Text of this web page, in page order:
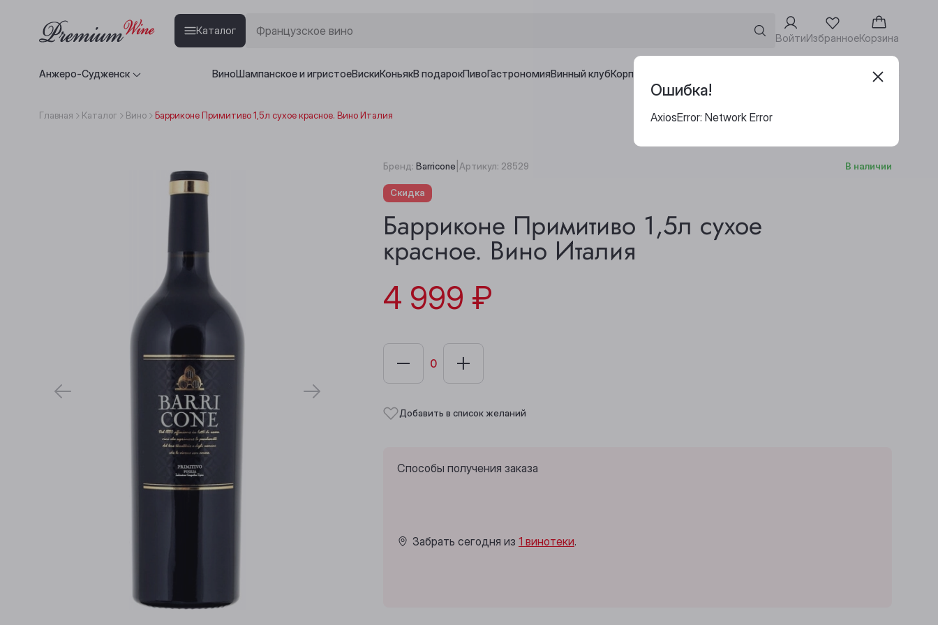
Каталог
ВойтиИзбранноеКорзина
Анжеро-Судженск ВиноШампанское и игристоеВискиКоньякВ подарокПивоГастрономияВинный клубКорпоративным клиентам Адреса винотек
Главная Каталог Вино Барриконе Примитиво 1,5л сухое красное. Вино Италия
Бренд: Barricone| Артикул: 28529 В наличии
Скидка
Барриконе Примитиво 1,5л сухое
красное. Вино Италия
4 999 ₽
Добавить в список желаний
Способы получения заказа
Забрать сегодня из 1 винотеки.
Ошибка!
AxiosError: Network Error